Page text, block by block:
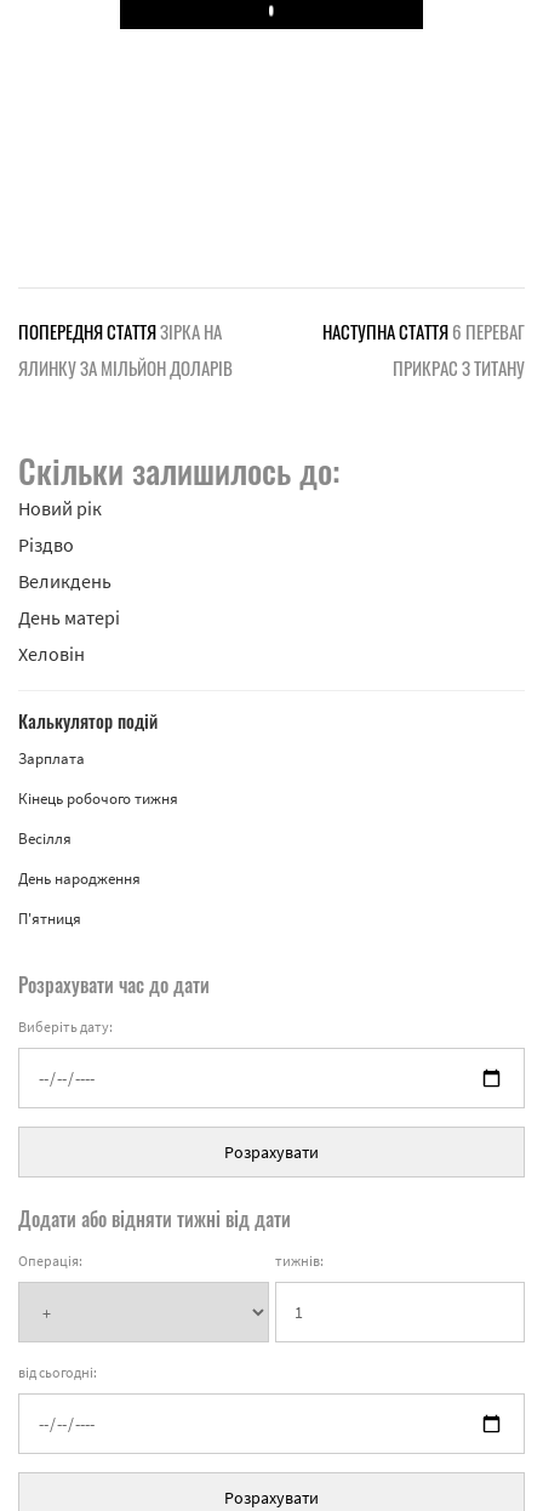
Play
ПОПЕРЕДНЯ СТАТТЯЗІРКА НА
ЯЛИНКУ ЗА МІЛЬЙОН ДОЛАРІВ
НАСТУПНА СТАТТЯ6 ПЕРЕВАГ
ПРИКРАС З ТИТАНУ
Скільки залишилось до:
Новий рік
Різдво
Великдень
День матері
Хеловін
Калькулятор подій
Зарплата
Кінець робочого тижня
Весілля
День народження
П'ятниця
Розрахувати час до дати
Виберіть дату:
Розрахувати
Додати або відняти тижні від дати
Операція: тижнів:
від сьогодні:
Розрахувати